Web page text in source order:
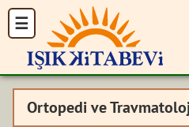
Ortopedi ve